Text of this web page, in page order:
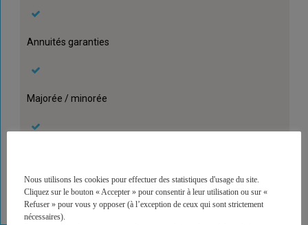
Annuités garanties
Majorée / minorée
Garantie de table à la liquidation
Nous utilisons les cookies pour effectuer des statistiques d'usage du site.
Cliquez sur le bouton « Accepter » pour consentir à leur utilisation ou sur «
Refuser » pour vous y opposer (à l’exception de ceux qui sont strictement
nécessaires).